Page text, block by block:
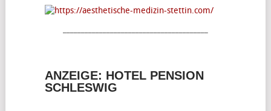
ANZEIGE: HOTEL PENSION
SCHLESWIG